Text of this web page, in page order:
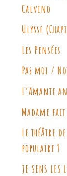
Calvino
Ulysse
Les Pensées
Pas moi /
L’Amante
Madame
Le théâtre
populaire ?
JE SENS LES